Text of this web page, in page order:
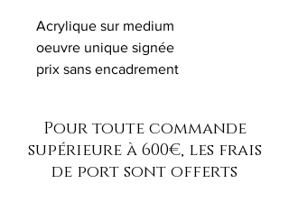
Acrylique sur medium
oeuvre unique signée
prix sans encadrement
Pour toute commande
supérieure à 600€, les frais
de port sont offerts